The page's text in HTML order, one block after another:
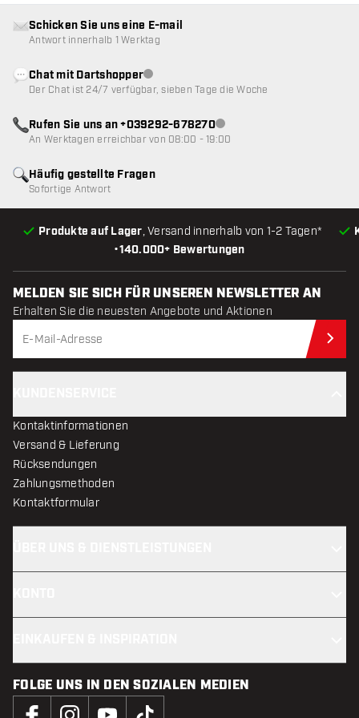
•140.000+ Bewertungen
Produkte auf Lager, Versand innerhalb von 1-2 Tagen*
Häufig gestellte Fragen
Sofortige Antwort
Schicken Sie uns eine E-mail
Antwort innerhalb 1 Werktag
Chat mit DartshopperKundenservice nicht verfügbar
Der Chat ist 24/7 verfügbar, sieben Tage die Woche
Rufen Sie uns an +039292-678270Kundenservice nicht
An Werktagen erreichbar von 08:00 - 19:00
MELDEN SIE SICH FÜR UNSEREN NEWSLETTER AN
Erhalten Sie die neuesten Angebote und Aktionen
Kontaktinformationen
Versand & Lieferung
Rücksendungen
Zahlungsmethoden
Kontaktformular
FOLGE UNS IN DEN SOZIALEN MEDIEN